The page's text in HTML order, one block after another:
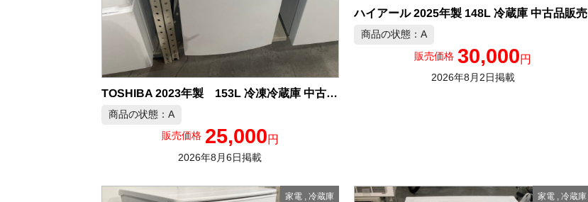
TOSHIBA 2023年製 153L 冷凍冷蔵庫 中古品販売
商品の状態：A
販売価格 25,000円
2026年8月6日掲載
ハイアール 2025年製 148L 冷蔵庫 中古品販売
商品の状態：A
販売価格 30,000円
2026年8月2日掲載
家電, 冷蔵庫 家電, 冷蔵庫